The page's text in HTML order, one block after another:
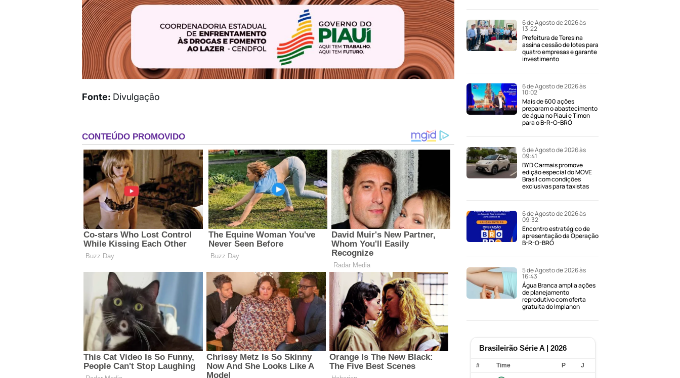
Fonte: Divulgação
6 de Agosto de 2026 às
13:22
Prefeitura de Teresina
assina cessão de lotes para
quatro empresas e garante
investimento
6 de Agosto de 2026 às
10:02
Mais de 600 ações
preparam o abastecimento
de água no Piauí e Timon
para o B-R-O-BRÓ
6 de Agosto de 2026 às
09:41
BYD Carmais promove
edição especial do MOVE
Brasil com condições
exclusivas para taxistas
6 de Agosto de 2026 às
09:32
Encontro estratégico de
apresentação da Operação
B-R-O-BRÓ
5 de Agosto de 2026 às
16:43
Água Branca amplia ações
de planejamento
reprodutivo com oferta
gratuita do Implanon